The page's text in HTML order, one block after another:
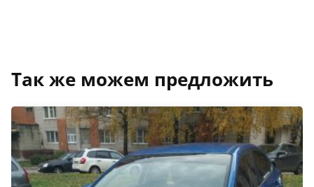
Так же можем предложить